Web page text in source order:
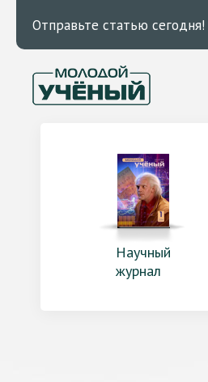
Отправьте статью сегодня!
Научный
журнал